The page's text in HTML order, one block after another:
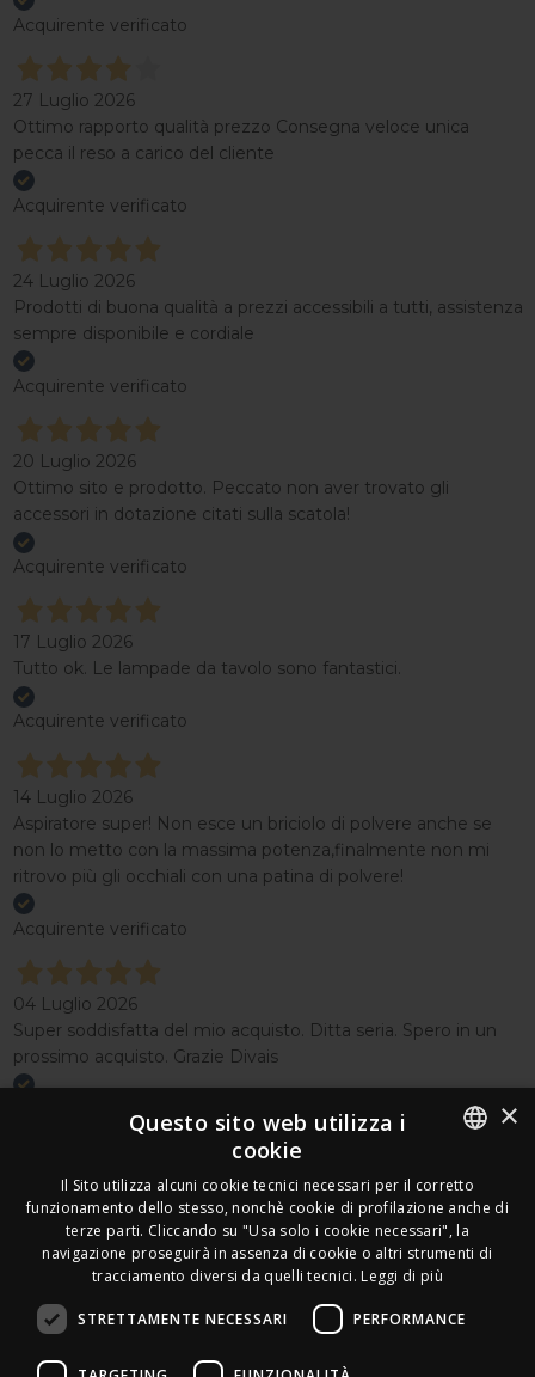
Acquirente verificato
27 Luglio 2026
Ottimo rapporto qualità prezzo Consegna veloce unica
pecca il reso a carico del cliente
Acquirente verificato
24 Luglio 2026
Prodotti di buona qualità a prezzi accessibili a tutti, assistenza
sempre disponibile e cordiale
Acquirente verificato
20 Luglio 2026
Ottimo sito e prodotto. Peccato non aver trovato gli
accessori in dotazione citati sulla scatola!
Acquirente verificato
17 Luglio 2026
Tutto ok. Le lampade da tavolo sono fantastici.
Acquirente verificato
14 Luglio 2026
Aspiratore super! Non esce un briciolo di polvere anche se
non lo metto con la massima potenza,finalmente non mi
ritrovo più gli occhiali con una patina di polvere!
Acquirente verificato
04 Luglio 2026
Super soddisfatta del mio acquisto. Ditta seria. Spero in un
prossimo acquisto. Grazie Divais
Seguici
Newsletter
Leds Electronics di Stabile Dario
ITALIAN
FRENCH
GERMAN
ENGLISH
×
Questo sito web utilizza i
cookie
Il Sito utilizza alcuni cookie tecnici necessari per il corretto
funzionamento dello stesso, nonchè cookie di profilazione anche di
terze parti. Cliccando su "Usa solo i cookie necessari", la
navigazione proseguirà in assenza di cookie o altri strumenti di
tracciamento diversi da quelli tecnici. Leggi di più
STRETTAMENTE NECESSARI PERFORMANCE